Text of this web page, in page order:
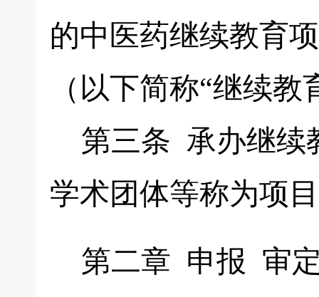
的中医药继续教育
（以下简称“继续教
第三条 承办继续
学术团体等称为项
第二章 申报 审